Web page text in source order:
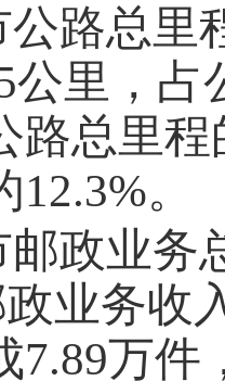
路总里
公里，
路总里程
。
政业务
业务收
7.89万件